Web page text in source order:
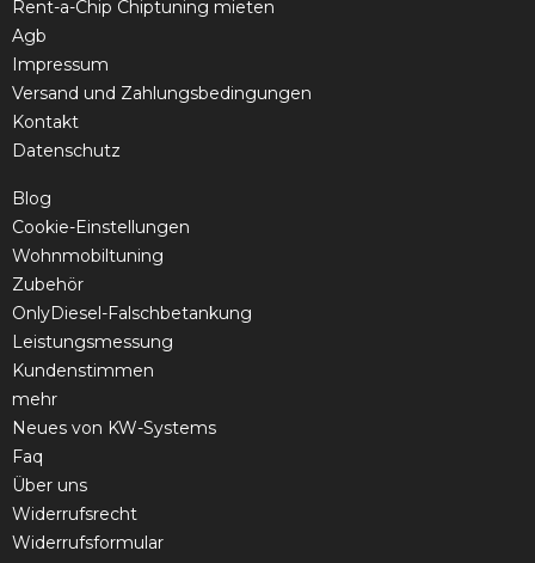
Rent-a-Chip Chiptuning mieten
Agb
Impressum
Versand und Zahlungsbedingungen
Kontakt
Datenschutz
Blog
Cookie-Einstellungen
Wohnmobiltuning
Zubehör
OnlyDiesel-Falschbetankung
Leistungsmessung
Kundenstimmen
mehr
Neues von KW-Systems
Faq
Über uns
Widerrufsrecht
Widerrufsformular